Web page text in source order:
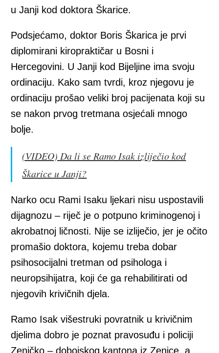
u Janji kod doktora Škarice.
Podsjećamo, doktor Boris Škarica je prvi
diplomirani kiropraktičar u Bosni i
Hercegovini. U Janji kod Bijeljine ima svoju
ordinaciju. Kako sam tvrdi, kroz njegovu je
ordinaciju prošao veliki broj pacijenata koji su
se nakon prvog tretmana osjećali mnogo
bolje.
(VIDEO) Da li se Ramo Isak izliječio kod
Škarice u Janji?
Narko ocu Rami Isaku ljekari nisu uspostavili
dijagnozu – riječ je o potpuno kriminogenoj i
akrobatnoj ličnosti. Nije se izliječio, jer je očito
promašio doktora, kojemu treba dobar
psihosocijalni tretman od psihologa i
neuropsihijatra, koji će ga rehabilitirati od
njegovih krivičnih djela.
Ramo Isak višestruki povratnik u krivičnim
djelima dobro je poznat pravosuđu i policiji
Zeničko – dobojskog kantona iz Zenice, a